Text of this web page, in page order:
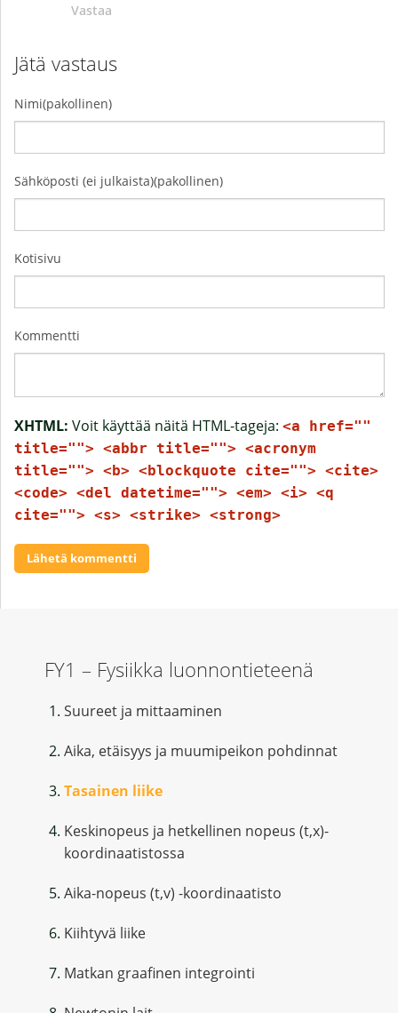
Vastaa
Jätä vastaus
Nimi(pakollinen)
Sähköposti (ei julkaista)(pakollinen)
Kotisivu
Kommentti
XHTML: Voit käyttää näitä HTML-tageja: <a href=""
title=""> <abbr title=""> <acronym
title=""> <b> <blockquote cite=""> <cite>
<code> <del datetime=""> <em> <i> <q
cite=""> <s> <strike> <strong>
FY1 – Fysiikka luonnontieteenä
Suureet ja mittaaminen
Aika, etäisyys ja muumipeikon pohdinnat
Tasainen liike
Keskinopeus ja hetkellinen nopeus (t,x)-
koordinaatistossa
Aika-nopeus (t,v) -koordinaatisto
Kiihtyvä liike
Matkan graafinen integrointi